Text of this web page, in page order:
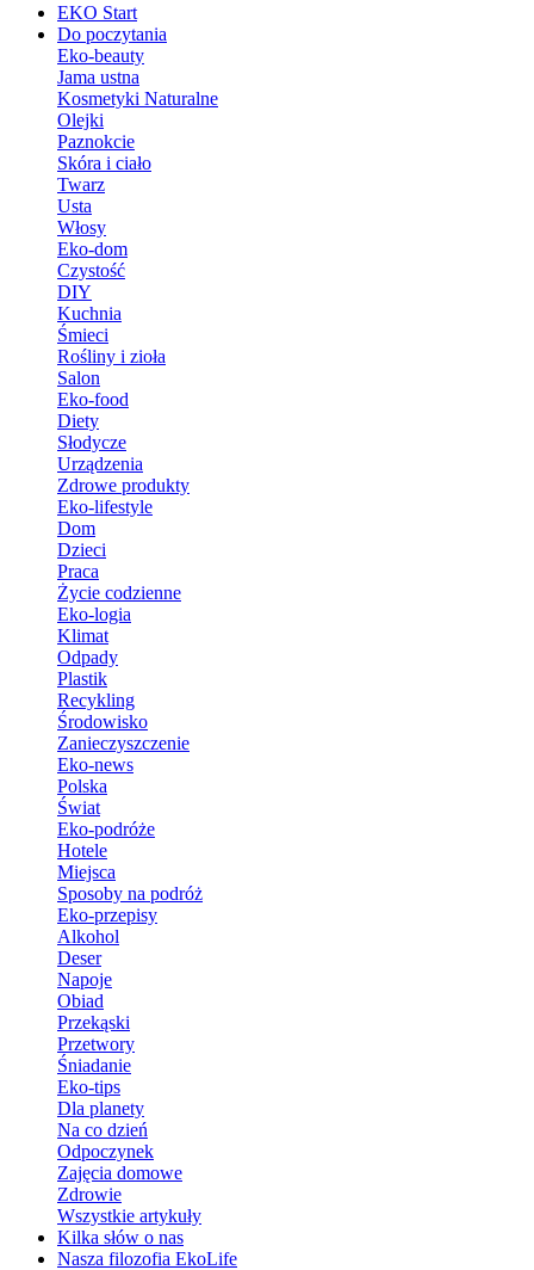
EKO Start
Do poczytania
Eko-beauty
Jama ustna
Kosmetyki Naturalne
Olejki
Paznokcie
Skóra i ciało
Twarz
Usta
Włosy
Eko-dom
Czystość
DIY
Kuchnia
Śmieci
Rośliny i zioła
Salon
Eko-food
Diety
Słodycze
Urządzenia
Zdrowe produkty
Eko-lifestyle
Dom
Dzieci
Praca
Życie codzienne
Eko-logia
Klimat
Odpady
Plastik
Recykling
Środowisko
Zanieczyszczenie
Eko-news
Polska
Świat
Eko-podróże
Hotele
Miejsca
Sposoby na podróż
Eko-przepisy
Alkohol
Deser
Napoje
Obiad
Przekąski
Przetwory
Śniadanie
Eko-tips
Dla planety
Na co dzień
Odpoczynek
Zajęcia domowe
Zdrowie
Wszystkie artykuły
Kilka słów o nas
Nasza filozofia EkoLife